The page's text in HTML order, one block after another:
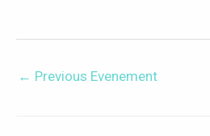
← Previous Evenement